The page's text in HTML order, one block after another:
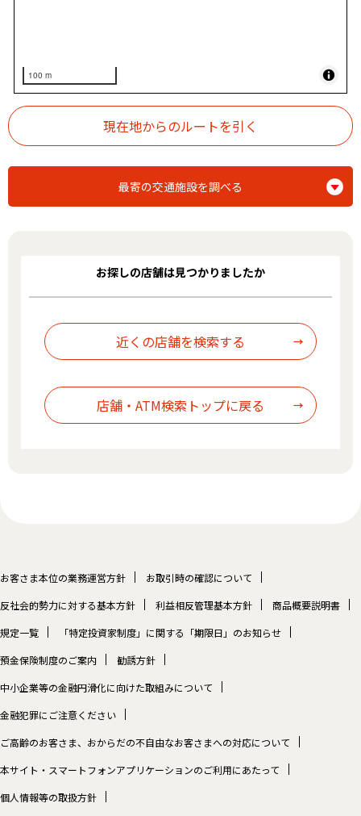
100 m
最寄の交通施設を調べる
お探しの店舗は見つかりましたか
お客さま本位の業務運営方針
お取引時の確認について
反社会的勢力に対する基本方針
利益相反管理基本方針
商品概要説明書
規定一覧
「特定投資家制度」に関する「期限日」のお知らせ
預金保険制度のご案内
勧誘方針
中小企業等の金融円滑化に向けた取組みについて
金融犯罪にご注意ください
ご高齢のお客さま、おからだの不自由なお客さまへの対応について
本サイト・スマートフォンアプリケーションのご利用にあたって
個人情報等の取扱方針